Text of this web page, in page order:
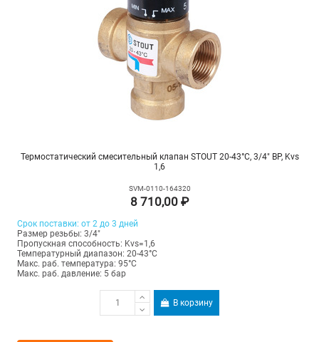
Термостатический смесительный клапан STOUT 20-43°C, 3/4" ВР, Kvs
1,6
SVM-0110-164320
8 710,00 ₽
Срок поставки: от 2 до 3 дней
Размер резьбы: 3/4"
Пропускная способность: Kvs=1,6
Температурный диапазон: 20-43°С
Макс. раб. температура: 95°C
Макс. раб. давление: 5 бар
В корзину